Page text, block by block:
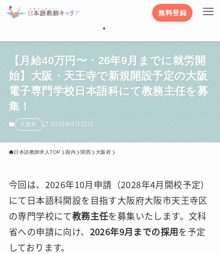
無料登録
【月給40万円〜・26年9月までに就労開
始】大阪・天王寺で新規開設予定の大阪
電子専門学校日本語科にて教務主任を募
集！
大阪府 2026年6月22日
日本語教師求人TOP 国内 関西 大阪府
今回は、2026年10月申請（2028年4月開校予定）
にて日本語科開設を目指す大阪府大阪市天王寺区
の専門学校にて教務主任を募集いたします。文科
省への申請に向け、 2026年9月までの採用を予定
しております。